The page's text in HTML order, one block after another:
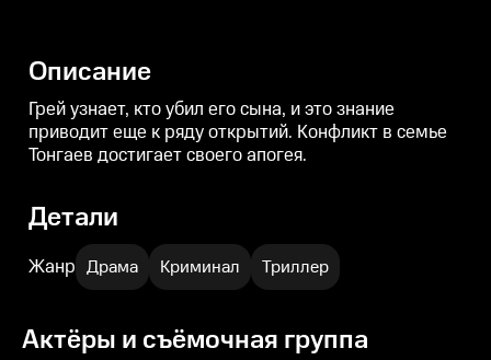
идет не по плану.
Описание
Грей узнает, кто убил его сына, и это знание
приводит еще к ряду открытий. Конфликт в семье
Тонгаев достигает своего апогея.
Детали
Жанр Драма Криминал Триллер
Актёры и съёмочная группа